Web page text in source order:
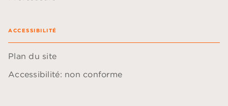
ACCESSIBILITÉ
Plan du site
Accessibilité: non conforme